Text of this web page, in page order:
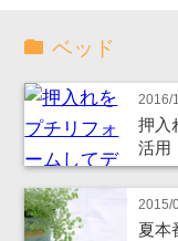
ベッド
2016/
押入
活用
2015/
夏本